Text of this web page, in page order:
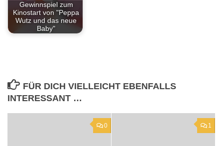
Gewinnspiel zum
Kinostart von "Peppa
Wutz und das neue
Baby"
FÜR DICH VIELLEICHT EBENFALLS
INTERESSANT …
0 1